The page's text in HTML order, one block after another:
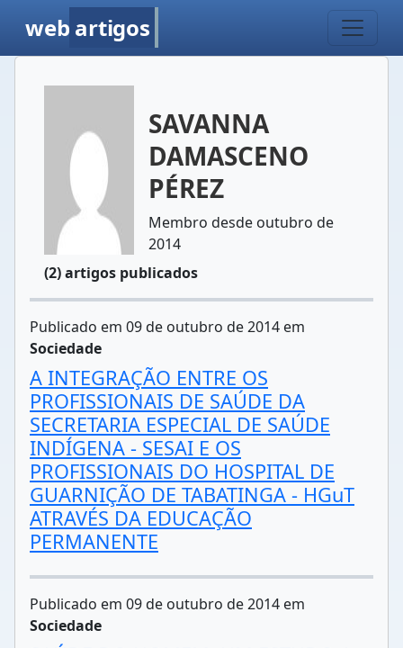
web artigos
SAVANNA
DAMASCENO
PÉREZ
Membro desde outubro de
2014
(2) artigos publicados
Publicado em 09 de outubro de 2014 em
Sociedade
A INTEGRAÇÃO ENTRE OS
PROFISSIONAIS DE SAÚDE DA
SECRETARIA ESPECIAL DE SAÚDE
INDÍGENA - SESAI E OS
PROFISSIONAIS DO HOSPITAL DE
GUARNIÇÃO DE TABATINGA - HGuT
ATRAVÉS DA EDUCAÇÃO
PERMANENTE
Publicado em 09 de outubro de 2014 em
Sociedade